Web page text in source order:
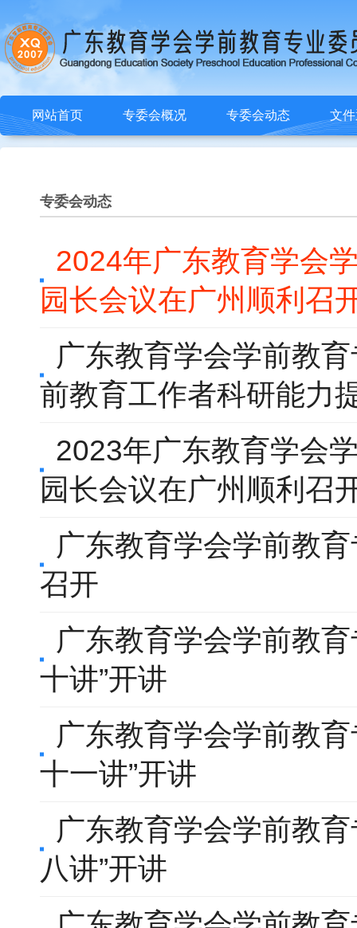
网站首页 专委会概况 专委会动态 文
专委会动态
2024年广东教育学会
园长会议在广州顺利召
广东教育学会学前教
前教育工作者科研能力
2023年广东教育学会
园长会议在广州顺利召
广东教育学会学前教
召开
广东教育学会学前教
十讲”开讲
广东教育学会学前教
十一讲”开讲
广东教育学会学前教
八讲”开讲